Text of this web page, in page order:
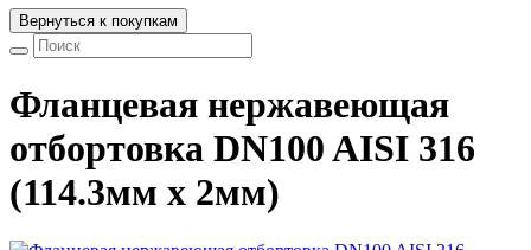
Вернуться к покупкам
Фланцевая нержавеющая
отбортовка DN100 AISI 316
(114.3мм x 2мм)